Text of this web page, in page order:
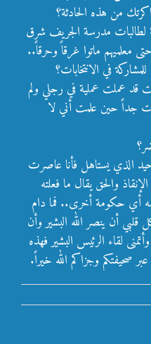
من هذه الحادثة؟
لطالبات مدرسة الجريف شرق
معلميهم ماتوا غرقاً وحرقاً..
في الانتخابات؟
قد عملت عملية في رجلي ولم
جداً حين علمت أني لا
الذي يستاهل فأنا عاصرت
والحق يقال ما فعلته
أي حكومة أخرى.. فما دام
أن ينصر الله البشير وأن
لقاء الرئيس البشير فهذه
صحيفتكم وجزاكم الله خيراً.